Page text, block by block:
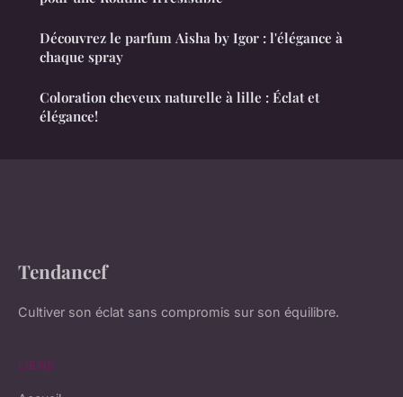
Découvrez le parfum Aisha by Igor : l'élégance à
chaque spray
Coloration cheveux naturelle à lille : Éclat et
élégance!
Tendancef
Cultiver son éclat sans compromis sur son équilibre.
LIENS